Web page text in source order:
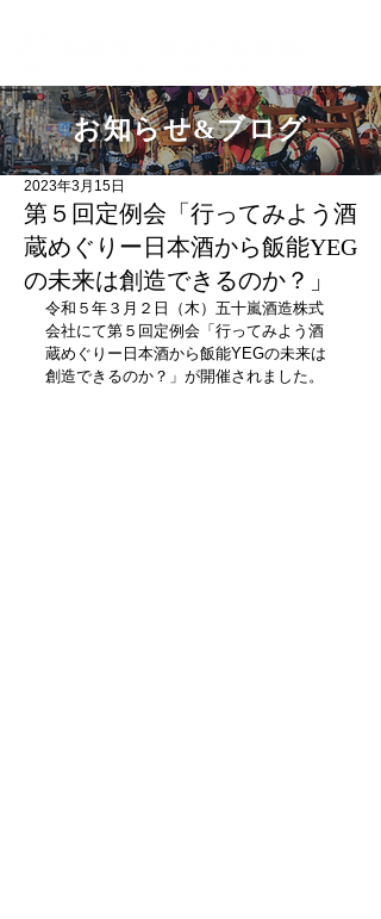
お知らせ&ブログ
第５回定例会「行ってみよう酒
蔵めぐりー日本酒から飯能YEG
の未来は創造できるのか？」
2023年3月15日
令和５年３月２日（木）五十嵐酒造株式
会社にて第５回定例会「行ってみよう酒
蔵めぐりー日本酒から飯能YEGの未来は
創造できるのか？」が開催されました。